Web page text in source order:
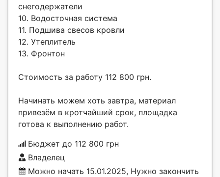
снегодержатели
10. Водосточная система
11. Подшива свесов кровли
12. Утеплитель
13. Фронтон
Стоимость за работу 112 800 грн.
Начинать можем хоть завтра, материал
привезём в кротчайший срок, площадка
готова к выполнению работ.
Бюджет до 112 800 грн
Владелец
Можно начать 15.01.2025, Нужно закончить